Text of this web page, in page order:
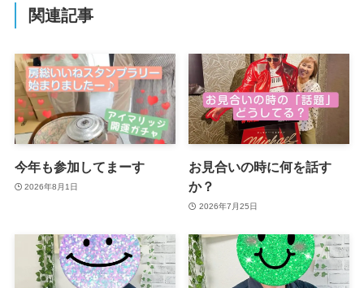
関連記事
今年も参加してまーす
2026年8月1日
お見合いの時に何を話す
か？
2026年7月25日